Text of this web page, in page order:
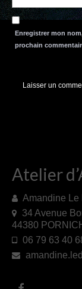
Enregistrer mon
prochain
Atelier
Amandine Le
34 Avenue
44380
06 79 63 40